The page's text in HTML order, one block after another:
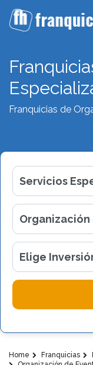
Franquicias de
Home Franquicias